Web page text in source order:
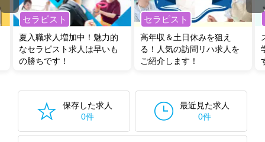
セラピスト
夏入職求人増加中！魅力的
なセラピスト求人は早いも
の勝ちです！
セラピスト
高年収＆土日休みを狙え
る！人気の訪問リハ求人を
ご紹介します！
保存した求人
0件
最近見た求人
0件